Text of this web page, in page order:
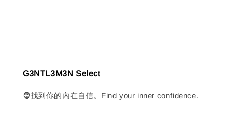
G3NTL3M3N Select
🧔找到你的內在自信。Find your inner confidence.